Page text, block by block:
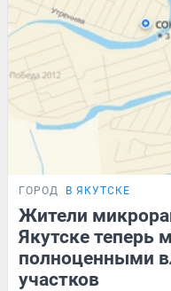
ГОРОД В ЯКУТСКЕ
Жители
Якутске теперь
полноценными
участков